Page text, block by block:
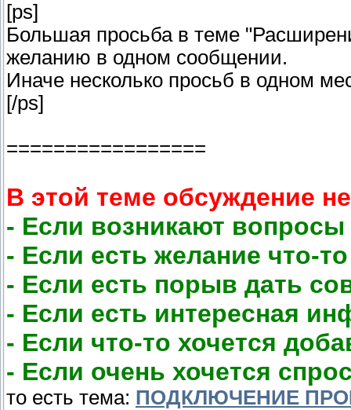
[ps]
Большая просьба в теме
желанию в одном сообщении.
Иначе несколько просьб в одном
[/ps]
=================
В этой теме обсуждение
- Если возникают вопросы
- Если есть желание что-
- Если есть порыв дать
- Если есть интересная
- Если что-то хочется
- Если очень хочется
то есть тема: ПОДКЛЮЧЕНИЕ